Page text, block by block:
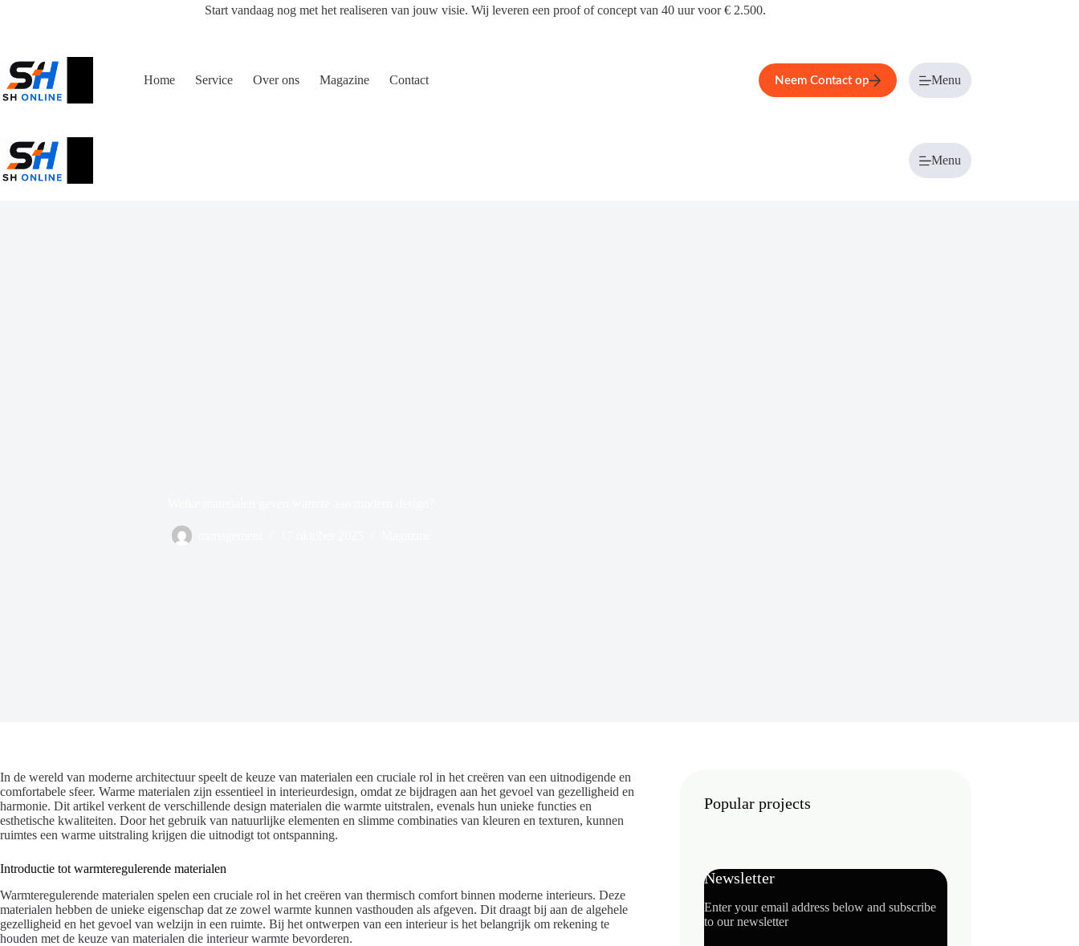
Start vandaag nog met het realiseren van jouw visie. Wij leveren een proof of concept van 40 uur voor € 2.500.
Home Service Over ons Magazine Contact Neem Contact op Menu
Menu
In de wereld van moderne architectuur speelt de keuze van materialen een cruciale rol in het creëren van een uitnodigende en
comfortabele sfeer. Warme materialen zijn essentieel in interieurdesign, omdat ze bijdragen aan het gevoel van gezelligheid en
harmonie. Dit artikel verkent de verschillende design materialen die warmte uitstralen, evenals hun unieke functies en
esthetische kwaliteiten. Door het gebruik van natuurlijke elementen en slimme combinaties van kleuren en texturen, kunnen
ruimtes een warme uitstraling krijgen die uitnodigt tot ontspanning.
Introductie tot warmteregulerende materialen
Warmteregulerende materialen spelen een cruciale rol in het creëren van thermisch comfort binnen moderne interieurs. Deze
materialen hebben de unieke eigenschap dat ze zowel warmte kunnen vasthouden als afgeven. Dit draagt bij aan de algehele
gezelligheid en het gevoel van welzijn in een ruimte. Bij het ontwerpen van een interieur is het belangrijk om rekening te
houden met de keuze van materialen die interieur warmte bevorderen.
Popular projects
Newsletter
Enter your email address below and subscribe
to our newsletter